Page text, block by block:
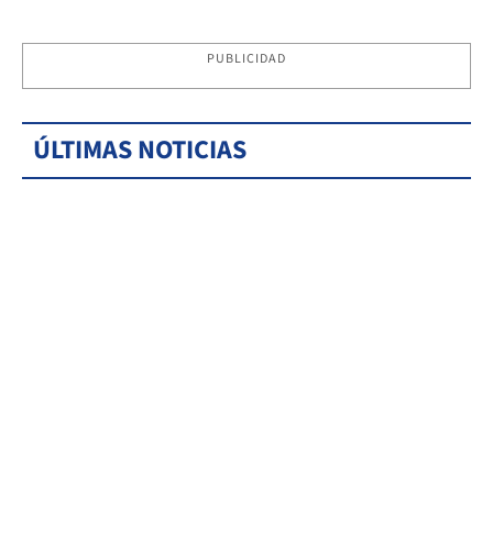
PUBLICIDAD
ÚLTIMAS NOTICIAS